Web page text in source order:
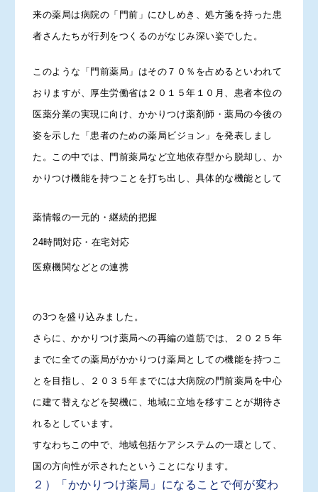
来の薬局は病院の「門前」にひしめき、処方箋を持った患
者さんたちが行列をつくるのがなじみ深い姿でした。
このような「門前薬局」はその７０％を占めるといわれて
おりますが、厚生労働省は２０１５年１０月、患者本位の
医薬分業の実現に向け、かかりつけ薬剤師・薬局の今後の
姿を示した「患者のための薬局ビジョン」を発表しまし
た。この中では、門前薬局など立地依存型から脱却し、か
かりつけ機能を持つことを打ち出し、具体的な機能として
薬情報の一元的・継続的把握
24時間対応・在宅対応
医療機関などとの連携
の3つを盛り込みました。
さらに、かかりつけ薬局への再編の道筋では、２０２５年
までに全ての薬局がかかりつけ薬局としての機能を持つこ
とを目指し、２０３５年までには大病院の門前薬局を中心
に建て替えなどを契機に、地域に立地を移すことが期待さ
れるとしています。
すなわちこの中で、地域包括ケアシステムの一環として、
国の方向性が示されたということになります。
２）「かかりつけ薬局」になることで何が変わ